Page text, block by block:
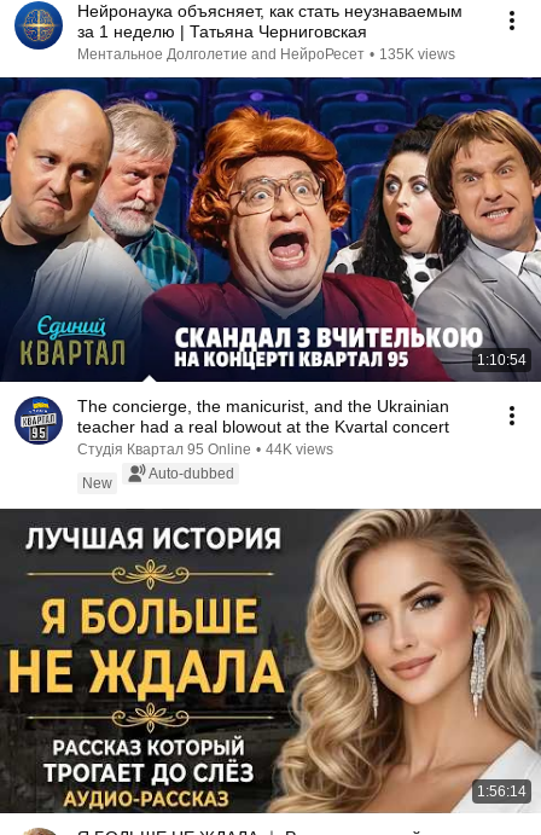
Нейронаука объясняет, как стать неузнаваемым
за 1 неделю | Татьяна Черниговская
Ментальное Долголетие and НейроРесет • 135K views
1:10:54
The concierge, the manicurist, and the Ukrainian
teacher had a real blowout at the Kvartal concert
Студія Квартал 95 Online • 44K views
New
Auto-dubbed
1:56:14